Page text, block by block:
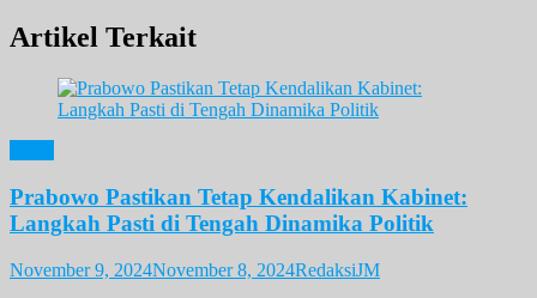
Artikel Terkait
Prabowo Pastikan Tetap Kendalikan Kabinet:
Langkah Pasti di Tengah Dinamika Politik
November 9, 2024November 8, 2024RedaksiJM